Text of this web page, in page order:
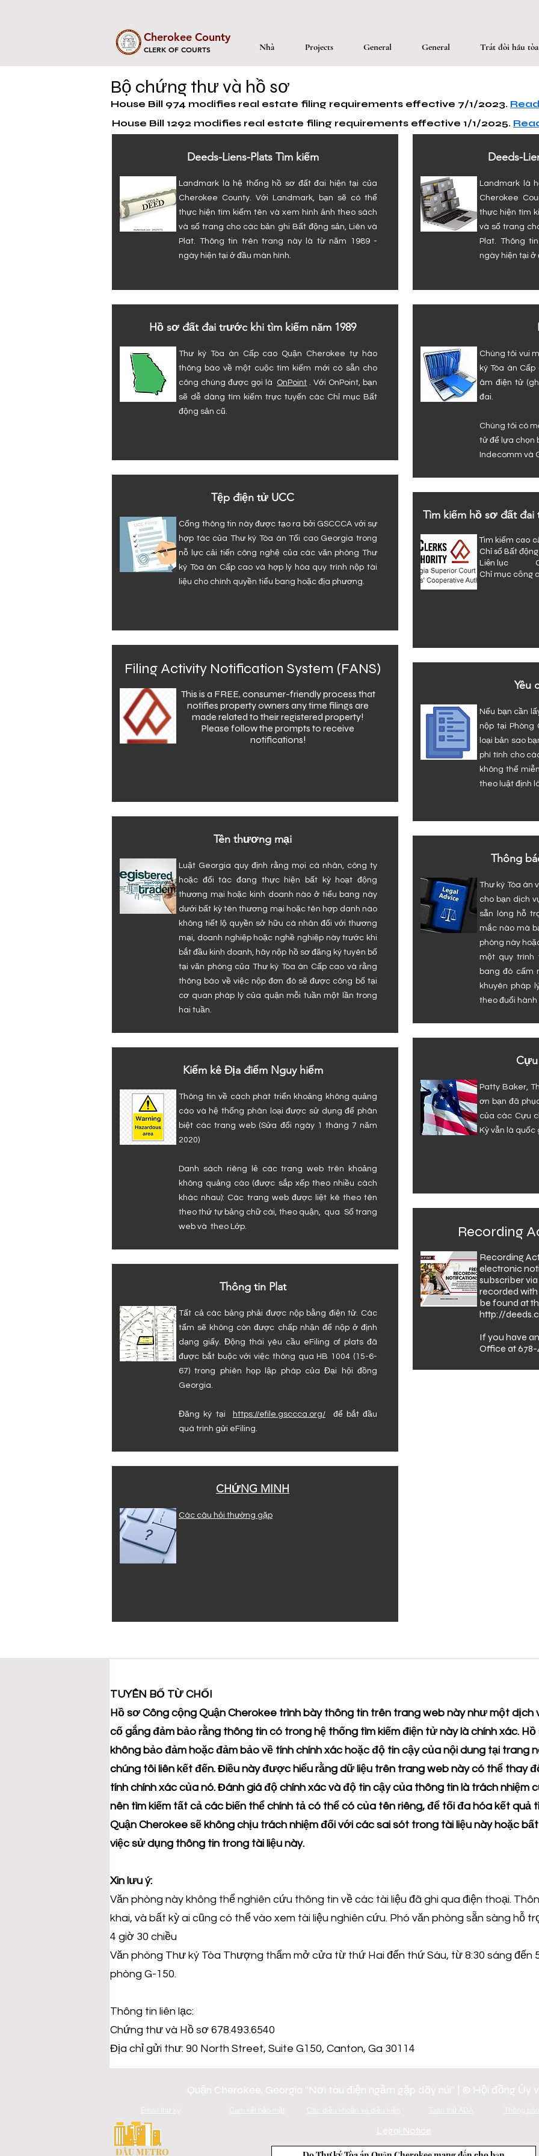
Cherokee County
CLERK OF COURTS Nhà Projects General General Trát đòi hầu tòa
Bộ chứng thư và hồ sơ
House Bill 974 modifies real estate filing requirements effective 7/1/2023.
House Bill 1292 modifies real estate filing requirements effective 1/1/2025.
Deeds-Liens-Plats Tìm kiếm
Landmark là hệ thống hồ sơ đất đai hiện tại của
Cherokee County. Với Landmark, bạn sẽ có thể
thực hiện tìm kiếm tên và xem hình ảnh theo sách
và số trang cho các bản ghi Bất động sản, Liên và
Plat. Thông tin trên trang này là từ năm 1989 -
ngày hiện tại ở đầu màn hình.
Hồ sơ đất đai trước khi tìm kiếm năm 1989
Thư ký Tòa án Cấp cao Quận Cherokee tự hào
thông báo về một cuộc tìm kiếm mới có sẵn cho
công chúng được gọi là OnPoint . Với OnPoint, bạn
sẽ dễ dàng tìm kiếm trực tuyến các Chỉ mục Bất
động sản cũ.
Tệp điện tử UCC
Cổng thông tin này được tạo ra bởi GSCCCA với sự
hợp tác của Thư ký Tòa án Tối cao Georgia trong
nỗ lực cải tiến công nghệ của các văn phòng Thư
ký Tòa án Cấp cao và hợp lý hóa quy trình nộp tài
liệu cho chính quyền tiểu bang hoặc địa phương.
Filing Activity Notification System (FANS)
This is a FREE, consumer-friendly process that
notifies property owners any time filings are
made related to their registered property!
Please follow the prompts to receive
notifications!
Tên thương mại
Luật Georgia quy định rằng mọi cá nhân, công ty
hoặc đối tác đang thực hiện bất kỳ hoạt động
thương mại hoặc kinh doanh nào ở tiểu bang này
dưới bất kỳ tên thương mại hoặc tên hợp danh nào
không tiết lộ quyền sở hữu cá nhân đối với thương
mại, doanh nghiệp hoặc nghề nghiệp này trước khi
bắt đầu kinh doanh, hãy nộp hồ sơ đăng ký tuyên bố
tại văn phòng của Thư ký Tòa án Cấp cao và rằng
thông báo về việc nộp đơn đó sẽ được công bố tại
cơ quan pháp lý của quận mỗi tuần một lần trong
hai tuần.
Kiểm kê Địa điểm Nguy hiểm
Thông tin về cách phát triển khoảng không quảng
cáo và hệ thống phân loại được sử dụng để phân
biệt các trang web (Sửa đổi ngày 1 tháng 7 năm
2020)
Danh sách riêng lẻ các trang web trên khoảng
không quảng cáo (được sắp xếp theo nhiều cách
khác nhau): Các trang web được liệt kê theo tên
theo thứ tự bảng chữ cái, theo quận, qua Số trang
web và theo Lớp.
Thông tin Plat
Tất cả các bảng phải được nộp bằng điện tử. Các
tấm sẽ không còn được chấp nhận để nộp ở định
dạng giấy. Động thái yêu cầu eFiling of plats đã
được bắt buộc với việc thông qua HB 1004 (15-6-
67) trong phiên họp lập pháp của Đại hội đồng
Georgia.
Đăng ký tại https://efile.gsccca.org/
để bắt đầu
quá trình gửi eFiling.
CHỨNG MINH
Các câu hỏi thường gặp
Deeds-
Landmark là
Cherokee
thực hiện tìm
và số trang
Plat. Thông
ngày hiện tại ở
Chúng tôi vui
ký Tòa án
âm điện tử
đai.
Chúng tôi có
tử để lựa chọn
Indecomm và
Tìm kiếm hồ sơ đất đai
Tìm kiếm cao
Chỉ số Bất
Liên lục
Chỉ mục
Yêu
Nếu bạn cần
nộp tại Phòng
loại bản sao
phí tính cho
không thể
theo luật định
Thông
Thư ký Tòa án
cho bạn dịch
sẵn lòng hỗ
mắc nào mà
phòng này
một quy trình
bang đó cấm
khuyên pháp
theo đuổi hành
Patty Baker,
ơn bạn đã
của các Cựu
Kỳ vẫn là quốc
Recording
Recording
electronic
subscriber
recorded with
be found at
http://
If you have
Office at
TUYÊN BỐ TỪ CHỐI
Hồ sơ Công cộng Quận Cherokee trình bày thông tin trên trang web này như một dịch
cố gắng đảm bảo rằng thông tin có trong hệ thống tìm kiếm điện tử này là chính xác.
không bảo đảm hoặc đảm bảo về tính chính xác hoặc độ tin cậy của nội dung tại trang
chúng tôi liên kết đến. Điều này được hiểu rằng dữ liệu trên trang web này có thể thay
tính chính xác của nó. Đánh giá độ chính xác và độ tin cậy của thông tin là trách
nên tìm kiếm tất cả các biến thể chính tả có thể có của tên riêng, để tối đa hóa kết quả
Quận Cherokee sẽ không chịu trách nhiệm đối với các sai sót trong tài liệu này hoặc
việc sử dụng thông tin trong tài liệu này.
Xin lưu ý:
Văn phòng này không thể nghiên cứu thông tin về các tài liệu đã ghi qua điện thoại.
khai, và bất kỳ ai cũng có thể vào xem tài liệu nghiên cứu. Phó văn phòng sẵn sàng hỗ
4 giờ 30 chiều
Văn phòng Thư ký Tòa Thượng thẩm mở cửa từ thứ Hai đến thứ Sáu, từ 8:30 sáng đến
phòng G-150.
Thông tin liên lạc:
Chứng thư và Hồ sơ 678.493.6540
Địa chỉ gửi thư: 90 North Street, Suite G150, Canton, Ga 30114
Quận Cherokee, Georgia "Nơi tàu điện ngầm gặp dãy núi" | © Hội đồng Ủy
Email thư ký Cam kết bảo mật Các điều khoản và điều kiện Tuân thủ ADA Thông
ĐÂU METRO
Legal Notice